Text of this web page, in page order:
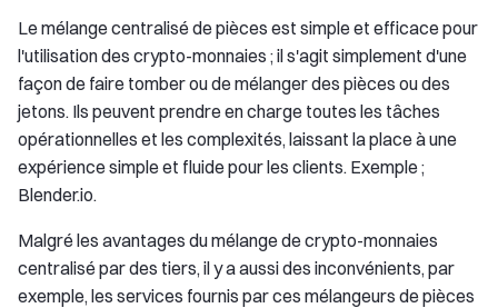
Le mélange centralisé de pièces est simple et efficace pour
l'utilisation des crypto-monnaies ; il s'agit simplement d'une
façon de faire tomber ou de mélanger des pièces ou des
jetons. Ils peuvent prendre en charge toutes les tâches
opérationnelles et les complexités, laissant la place à une
expérience simple et fluide pour les clients. Exemple ;
Blender.io.
Malgré les avantages du mélange de crypto-monnaies
centralisé par des tiers, il y a aussi des inconvénients, par
exemple, les services fournis par ces mélangeurs de pièces